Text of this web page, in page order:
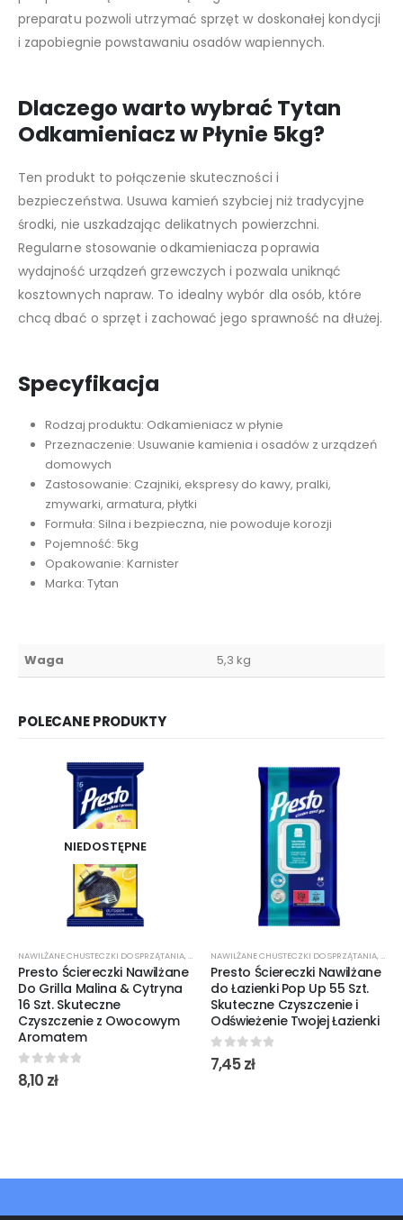
preparatu pozwoli utrzymać sprzęt w doskonałej kondycji
i zapobiegnie powstawaniu osadów wapiennych.
Dlaczego warto wybrać Tytan
Odkamieniacz w Płynie 5kg?
Ten produkt to połączenie skuteczności i
bezpieczeństwa. Usuwa kamień szybciej niż tradycyjne
środki, nie uszkadzając delikatnych powierzchni.
Regularne stosowanie odkamieniacza poprawia
wydajność urządzeń grzewczych i pozwala uniknąć
kosztownych napraw. To idealny wybór dla osób, które
chcą dbać o sprzęt i zachować jego sprawność na dłużej.
Specyfikacja
Rodzaj produktu: Odkamieniacz w płynie
Przeznaczenie: Usuwanie kamienia i osadów z urządzeń
domowych
Zastosowanie: Czajniki, ekspresy do kawy, pralki,
zmywarki, armatura, płytki
Formuła: Silna i bezpieczna, nie powoduje korozji
Pojemność: 5kg
Opakowanie: Karnister
Marka: Tytan
Waga 5,3 kg
POLECANE PRODUKTY
NIEDOSTĘPNE
NAWILŻANE CHUSTECZKI DO SPRZĄTANIA,ŚRODKI CZYSTOŚCI
Presto Ściereczki Nawilżane
Do Grilla Malina & Cytryna
16 Szt. Skuteczne
Czyszczenie z Owocowym
Aromatem
0out of 5
8,10 zł
NAWILŻANE CHUSTECZKI DO SPRZĄTANIA,
Presto Ściereczki Nawilżane
do Łazienki Pop Up 55 Szt.
Skuteczne Czyszczenie i
Odświeżenie Twojej Łazienki
0out of 5
7,45zł